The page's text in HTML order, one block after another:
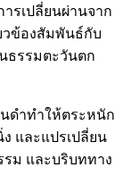
วข้องสัมพันธ์กับ
ธรรมตะวันตก
และแปรเปลี่ยน
ม และบริบททาง